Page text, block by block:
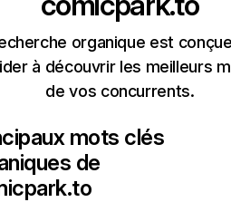
organique est
à découvrir les meilleurs
de vos concurrents.
mots clés
de